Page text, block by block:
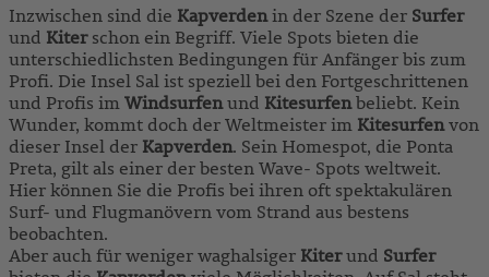
Inzwischen sind die Kapverdenin der Szene der Surfer
und Kiterschon ein Begriff. Viele Spots bieten die
unterschiedlichsten Bedingungen für Anfänger bis zum
Profi. Die Insel Sal ist speziell bei den Fortgeschrittenen
und Profis imWindsurfenund Kitesurfenbeliebt. Kein
Wunder, kommt doch der Weltmeister im Kitesurfenvon
dieser Insel der Kapverden. Sein Homespot, die Ponta
Preta, gilt als einer der besten Wave- Spots weltweit.
Hier können Sie die Profis bei ihren oft spektakulären
Surf- und Flugmanövern vom Strand aus bestens
beobachten.
Aber auch für weniger waghalsiger Kiterund Surfer